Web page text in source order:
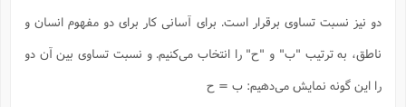
دو نیز نسبت تساوی برقرار است. برای آسانی کار برای دو مفهوم انسان و
ناطق، به ترتیب "ب" و "ح" را انتخاب می‌کنیم. و نسبت تساوی بین آن دو
را این گونه نمایش می‌دهیم: ب = ح